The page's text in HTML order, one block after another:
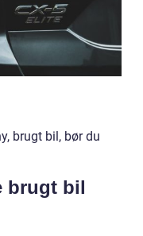
brugt bil, bør du
brugt bil